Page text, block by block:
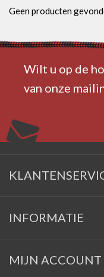
Geen producten
Wilt u op de
van onze
INFORMATIE
MIJN ACCOUNT